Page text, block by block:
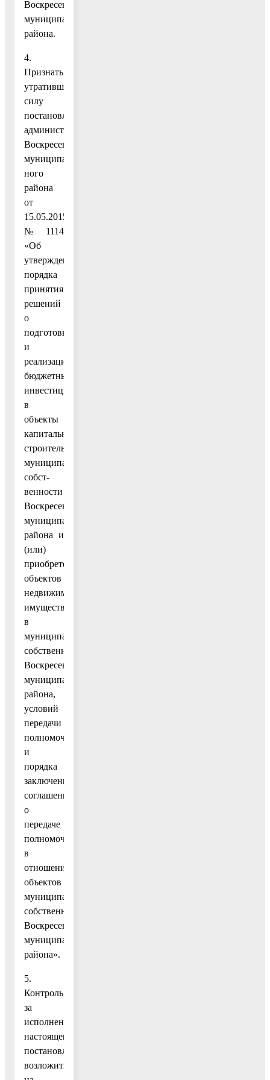
Воскресенского
муниципального
района.
4.
Признать
утратившим
силу
постановление
администрации
Воскресенского
муниципаль-
ного
района
от
15.05.2015
№ 1114
«Об
утверждении
порядка
принятия
решений
о
подготовке
и
реализации
бюджетных
инвестиций
в
объекты
капитального
строительства
муниципальной
собст-
венности
Воскресенского
муниципального
района и
(или)
приобретение
объектов
недвижимого
имущества
в
муниципальную
собственность
Воскресенского
муниципального
района,
условий
передачи
полномочий
и
порядка
заключения
соглашений
о
передаче
полномочий
в
отношении
объектов
муниципальной
собственности
Воскресенского
муниципального
района».
5.
Контроль
за
исполнением
настоящего
постановления
возложить